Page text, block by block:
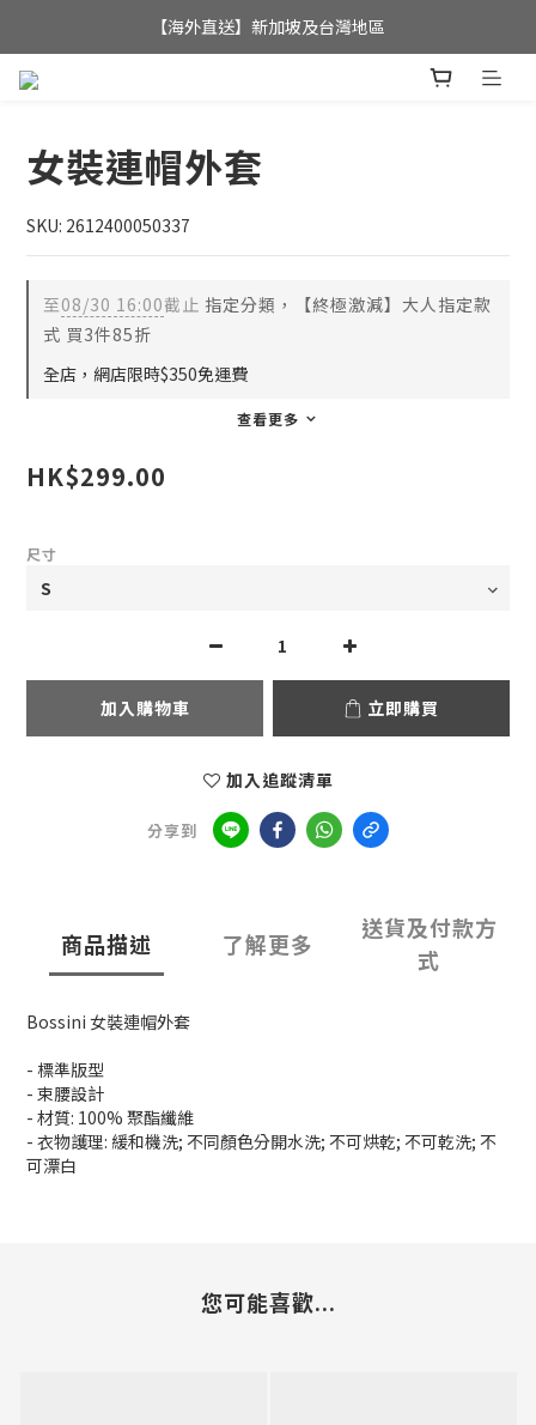
全店滿$350，即可享港澳地區免運費;
【海外直送】新加坡及台灣地區
女裝連帽外套
SKU: 2612400050337
至08/30 16:00截止 指定分類，【終極激減】大人指定款
式 買3件85折
全店，網店限時$350免運費
查看更多
HK$299.00
尺寸
加入購物車 立即購買
加入追蹤清單
分享到
商品描述 了解更多
送貨及付款方
式
Bossini 女裝連帽外套
- 標準版型
- 束腰設計
- 材質: 100% 聚酯纖維
- 衣物護理: 緩和機洗; 不同顏色分開水洗; 不可烘乾; 不可乾洗; 不
可漂白
您可能喜歡...